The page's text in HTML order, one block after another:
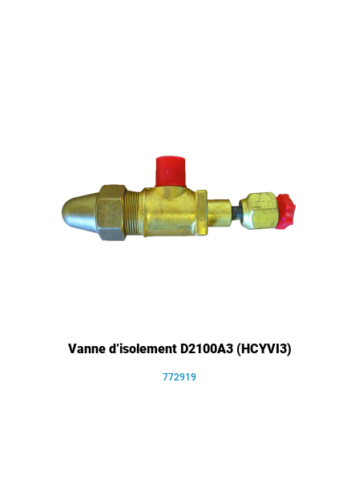
Vanne d’isolement D2100A3 (HCYVI3)
772919